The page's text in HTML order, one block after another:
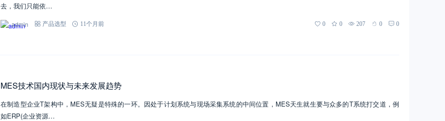
去，我们只能依…
admin 产品选型 11个月前 0 0 207 0 0
MES技术国内现状与未来发展趋势
在制造型企业T架构中，MES无疑是特殊的一环。因处于计划系统与现场采集系统的中间位置，MES天生就生要与众多的T系统打交道，例
如ERP(企业资源…